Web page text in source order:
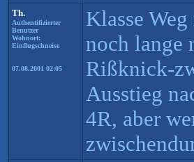
Th.
Authentifizierter
Benutzer
Wohnort:
Einflugschneise
07.08.2001 02:05
Klasse
noch lange
Rißknick-
Ausstieg
4R, aber